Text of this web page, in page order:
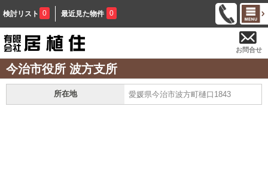
検討リスト 0 最近見た物件 0
お問合せ
今治市役所 波方支所
所在地 愛媛県今治市波方町樋口1843